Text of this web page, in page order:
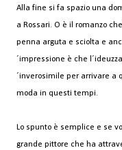
Alla fine si fa spazio una
a Rossari. O è il romanzo
penna arguta e sciolta e
´impressione è che
´inverosimile per arrivare a
moda in questi tempi.
Lo spunto è semplice e se
grande pittore che ha